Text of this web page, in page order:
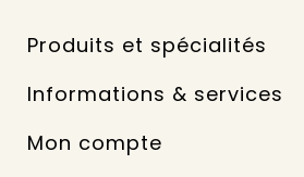
Produits et spécialités
Informations & services
Mon compte